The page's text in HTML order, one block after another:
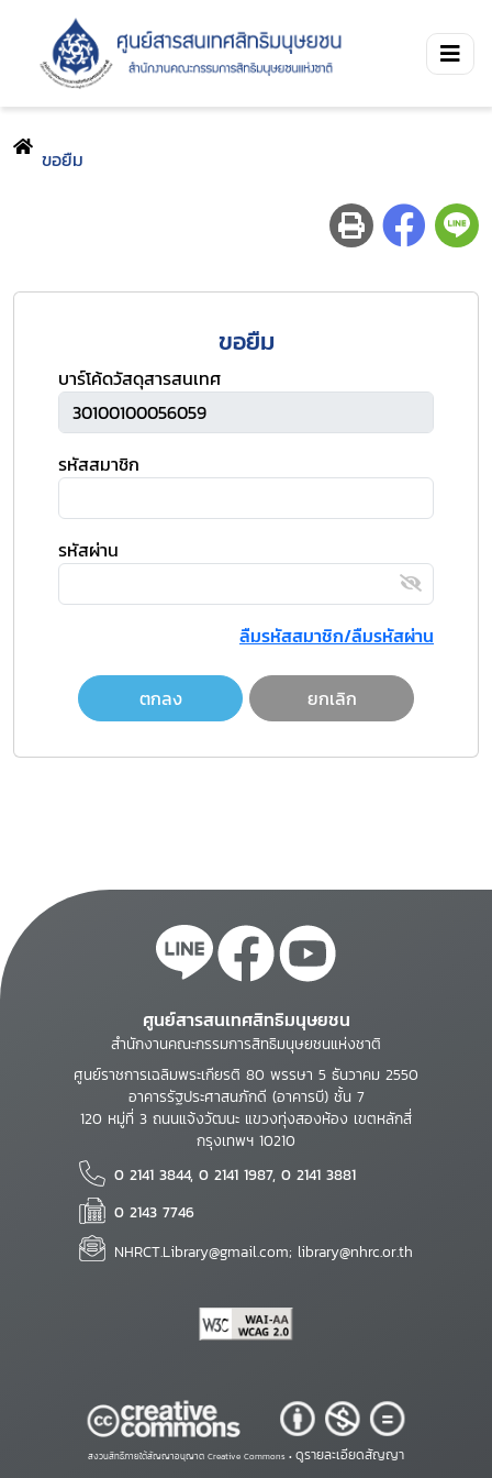
ขอยืม
ขอยืม
บาร์โค้ดวัสดุสารสนเทศ
รหัสสมาชิก
รหัสผ่าน
ลืมรหัสสมาชิก/ลืมรหัสผ่าน
ตกลง ยกเลิก
ศูนย์สารสนเทศสิทธิมนุษยชน
สำนักงานคณะกรรมการสิทธิมนุษยชนแห่งชาติ
ศูนย์ราชการเฉลิมพระเกียรติ 80 พรรษา 5 ธันวาคม 2550
อาคารรัฐประศาสนภักดี (อาคารบี) ชั้น 7
120 หมู่ที่ 3 ถนนแจ้งวัฒนะ แขวงทุ่งสองห้อง เขตหลักสี่
กรุงเทพฯ 10210
0 2141 3844, 0 2141 1987, 0 2141 3881
0 2143 7746
NHRCT.Library@gmail.com; library@nhrc.or.th
สงวนสิทธิ์ภายใต้สัญญาอนุญาต Creative Commons • ดูรายละเอียดสัญญา